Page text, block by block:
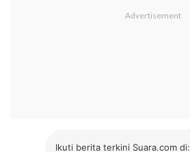
Ikuti berita terkini Suara.com di: